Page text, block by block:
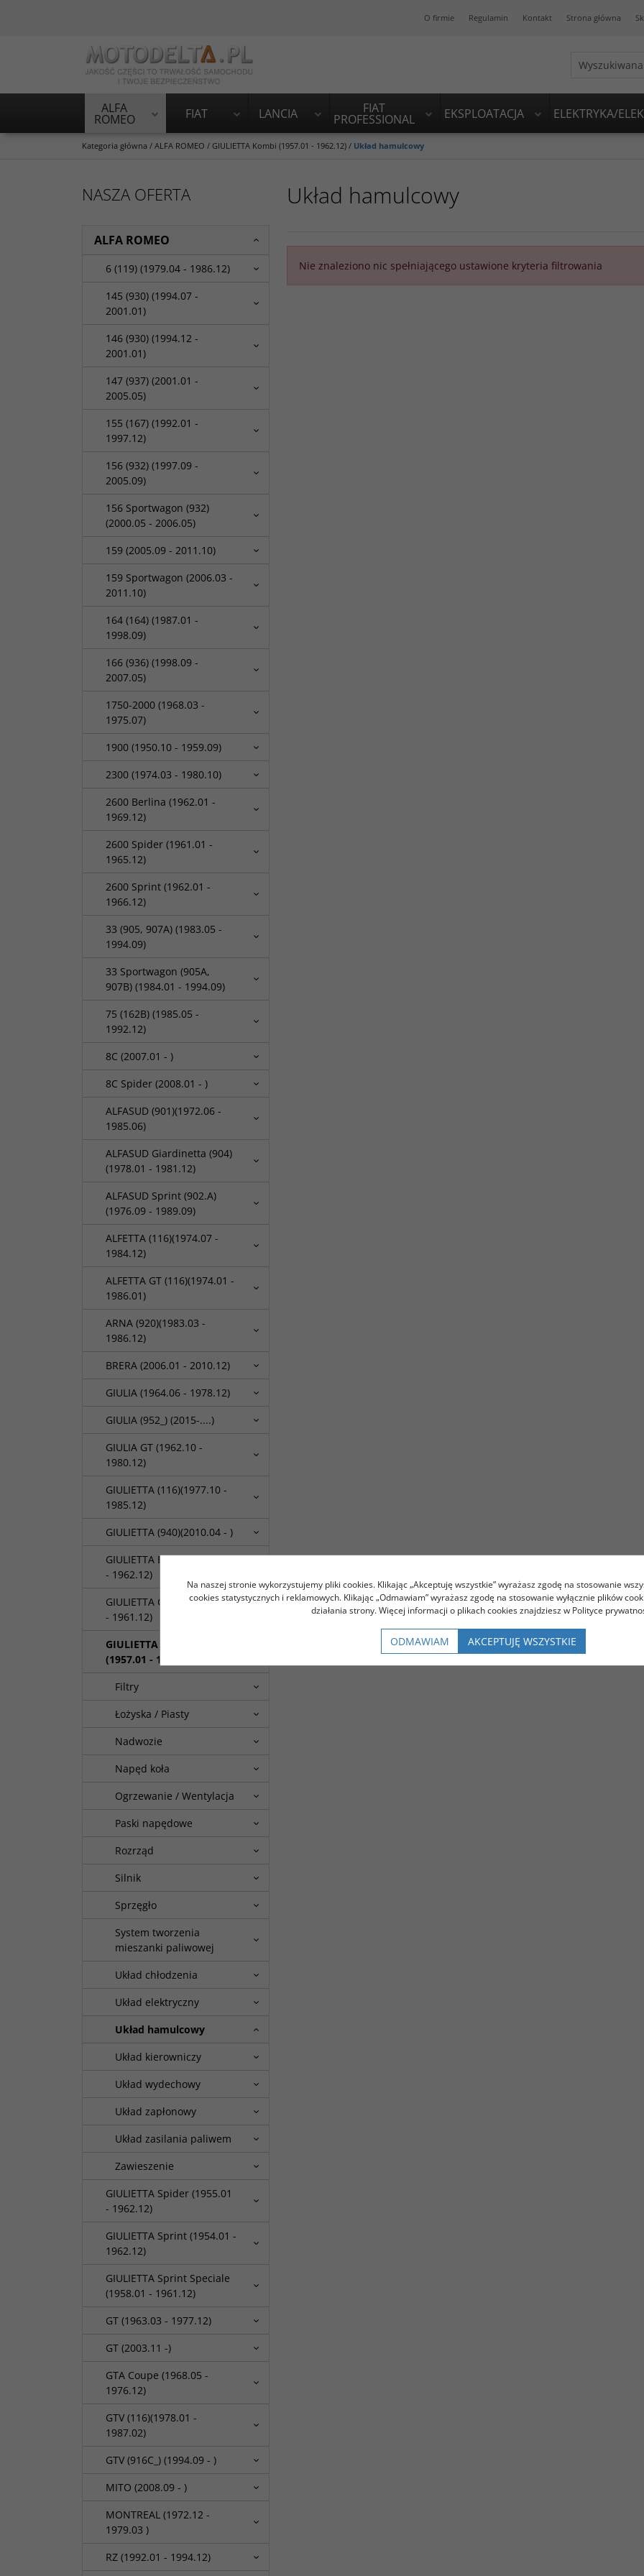
O firmie Regulamin Kontakt Strona główna
ALFA
ROMEO FIAT LANCIA FIAT
PROFESSIONAL EKSPLOATACJA ELEKTRYKA/
Kategoria główna / ALFA ROMEO / GIULIETTA Kombi (1957.01 - 1962.12) / Układ hamulcowy
Układ hamulcowy
Nie znaleziono nic spełniającego ustawione kryteria filtrowania
NASZA OFERTA
ALFA ROMEO
6 (119) (1979.04 - 1986.12)
145 (930) (1994.07 -
2001.01)
146 (930) (1994.12 -
2001.01)
147 (937) (2001.01 -
2005.05)
155 (167) (1992.01 -
1997.12)
156 (932) (1997.09 -
2005.09)
156 Sportwagon (932)
(2000.05 - 2006.05)
159 (2005.09 - 2011.10)
159 Sportwagon (2006.03 -
2011.10)
164 (164) (1987.01 -
1998.09)
166 (936) (1998.09 -
2007.05)
1750-2000 (1968.03 -
1975.07)
1900 (1950.10 - 1959.09)
2300 (1974.03 - 1980.10)
2600 Berlina (1962.01 -
1969.12)
2600 Spider (1961.01 -
1965.12)
2600 Sprint (1962.01 -
1966.12)
33 (905, 907A) (1983.05 -
1994.09)
33 Sportwagon (905A,
907B) (1984.01 - 1994.09)
75 (162B) (1985.05 -
1992.12)
8C (2007.01 - )
8C Spider (2008.01 - )
ALFASUD (901)(1972.06 -
1985.06)
ALFASUD Giardinetta (904)
(1978.01 - 1981.12)
ALFASUD Sprint (902.A)
(1976.09 - 1989.09)
ALFETTA (116)(1974.07 -
1984.12)
ALFETTA GT (116)(1974.01 -
1986.01)
ARNA (920)(1983.03 -
1986.12)
BRERA (2006.01 - 2010.12)
GIULIA (1964.06 - 1978.12)
GIULIA (952_) (2015-....)
GIULIA GT (1962.10 -
1980.12)
GIULIETTA (116)(1977.10 -
1985.12)
GIULIETTA (940)(2010.04 - )
GIULIETTA Berlina (1955.01
- 1962.12)
GIULIETTA Coupe (1958.01
- 1961.12)
GIULIETTA Kombi
(1957.01 - 1962.12)
Filtry
Łożyska / Piasty
Nadwozie
Napęd koła
Ogrzewanie / Wentylacja
Paski napędowe
Rozrząd
Silnik
Sprzęgło
System tworzenia
mieszanki paliwowej
Układ chłodzenia
Układ elektryczny
Układ hamulcowy
Układ kierowniczy
Układ wydechowy
Układ zapłonowy
Układ zasilania paliwem
Zawieszenie
GIULIETTA Spider (1955.01
- 1962.12)
GIULIETTA Sprint (1954.01 -
1962.12)
GIULIETTA Sprint Speciale
(1958.01 - 1961.12)
GT (1963.03 - 1977.12)
GT (2003.11 -)
GTA Coupe (1968.05 -
1976.12)
GTV (116)(1978.01 -
1987.02)
GTV (916C_) (1994.09 - )
MITO (2008.09 - )
MONTREAL (1972.12 -
1979.03 )
RZ (1992.01 - 1994.12)
Na naszej stronie wykorzystujemy pliki cookies. Klikając „Akceptuję wszystkie” wyrażasz zgodę na stosowanie
cookies statystycznych i reklamowych. Klikając „Odmawiam” wyrażasz zgodę na stosowanie wyłącznie plików
działania strony. Więcej informacji o plikach cookies znajdziesz w Polityce
ODMAWIAM AKCEPTUJĘ WSZYSTKIE